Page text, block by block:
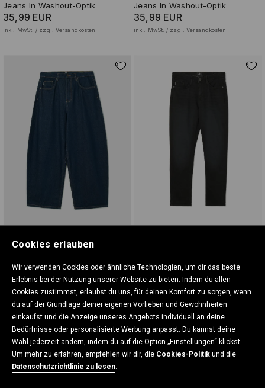
Cookies erlauben
Wir verwenden Cookies oder ähnliche Technologien, um dir das beste
Erlebnis bei der Nutzung unserer Website zu bieten. Indem du allen
Cookies zustimmst, erlaubst du uns, für deinen Komfort zu sorgen, wenn
du auf der Grundlage deiner eigenen Vorlieben und Gewohnheiten
einkaufst und die Anzeige unseres Angebots individuell an deine
Bedürfnisse oder personalisierte Werbung anpasst. Du kannst deine
Wahl jederzeit ändern, indem du auf die Option „Einstellungen“ klickst.
Um mehr zu erfahren, empfehlen wir dir, die Cookies-Politik und die
Datenschutzrichtlinie zu lesen.
Jeans In Washout-Optik
35,99 EUR
inkl. MwSt. / zzgl. Versandkosten
Jeans In Washout-Optik
35,99 EUR
inkl. MwSt. / zzgl. Versandkosten
35,99 EUR
inkl. MwSt. / zzgl. Versandkosten inkl. MwSt. / zzgl. Versandkosten